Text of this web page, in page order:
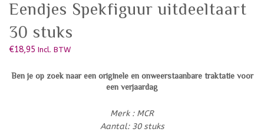
Eendjes Spekfiguur uitdeeltaart
30 stuks
€18,95 Incl. BTW
Ben je op zoek naar een originele en onweerstaanbare traktatie voor
een verjaardag
Merk : MCR
Aantal: 30 stuks